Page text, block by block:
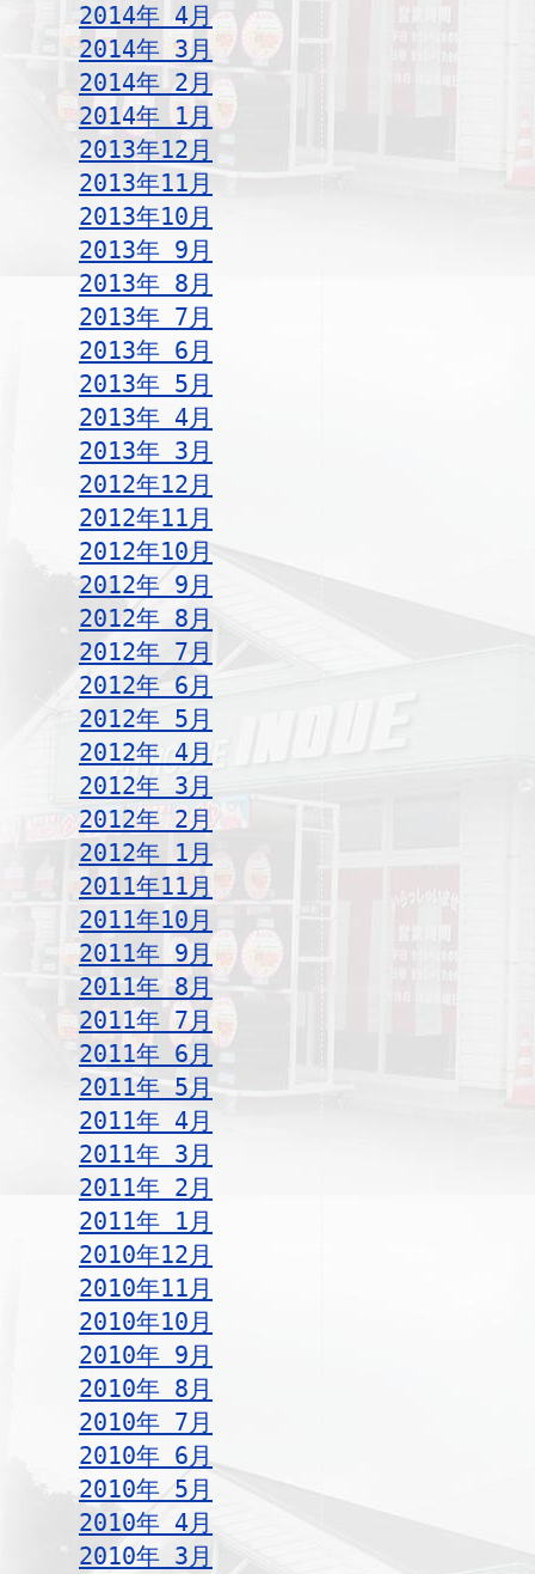
2014年 4月
2014年 3月
2014年 2月
2014年 1月
2013年12月
2013年11月
2013年10月
2013年 9月
2013年 8月
2013年 7月
2013年 6月
2013年 5月
2013年 4月
2013年 3月
2012年12月
2012年11月
2012年10月
2012年 9月
2012年 8月
2012年 7月
2012年 6月
2012年 5月
2012年 4月
2012年 3月
2012年 2月
2012年 1月
2011年11月
2011年10月
2011年 9月
2011年 8月
2011年 7月
2011年 6月
2011年 5月
2011年 4月
2011年 3月
2011年 2月
2011年 1月
2010年12月
2010年11月
2010年10月
2010年 9月
2010年 8月
2010年 7月
2010年 6月
2010年 5月
2010年 4月
2010年 3月